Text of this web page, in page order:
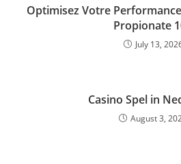
Optimisez Votre
Propionate
July 13,
Casino Spel in
August 3,